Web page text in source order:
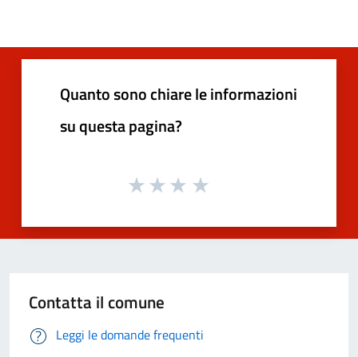
Quanto sono chiare le informazioni
su questa pagina?
Contatta il comune
Leggi le domande frequenti